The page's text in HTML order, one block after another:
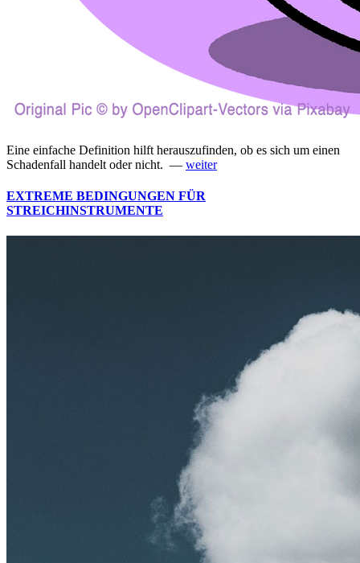
Eine einfache Definition hilft herauszufinden, ob es sich um einen
Schadenfall handelt oder nicht. — weiter
EXTREME BEDINGUNGEN FÜR
STREICHINSTRUMENTE